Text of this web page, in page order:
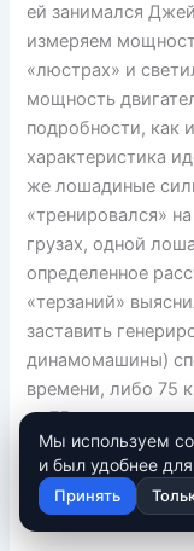
ей занимался
измеряем
«люстрах» и
мощность
подробности, как
характеристика
же лошадиные
«тренировался»
грузах, одной
определенное
«терзаний»
заставить
динамомашины)
времени, либо 75
— 75 килограмм,
времени. Чтобы
силы»,
если утрировать,
Мы используем
и был удобнее
Принять